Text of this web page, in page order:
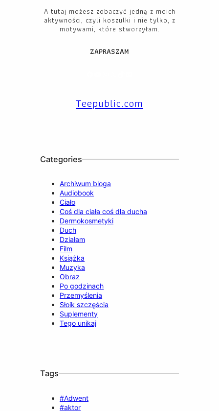
A tutaj możesz zobaczyć jedną z moich
aktywności, czyli koszulki i nie tylko, z
motywami, które stworzyłam.
ZAPRASZAM
Teepublic.com
Categories
Archiwum bloga
Audiobook
Ciało
Coś dla ciała coś dla ducha
Dermokosmetyki
Duch
Działam
Film
Książka
Muzyka
Obraz
Po godzinach
Przemyślenia
Słoik szczęścia
Suplementy
Tego unikaj
Tags
#Adwent
#aktor